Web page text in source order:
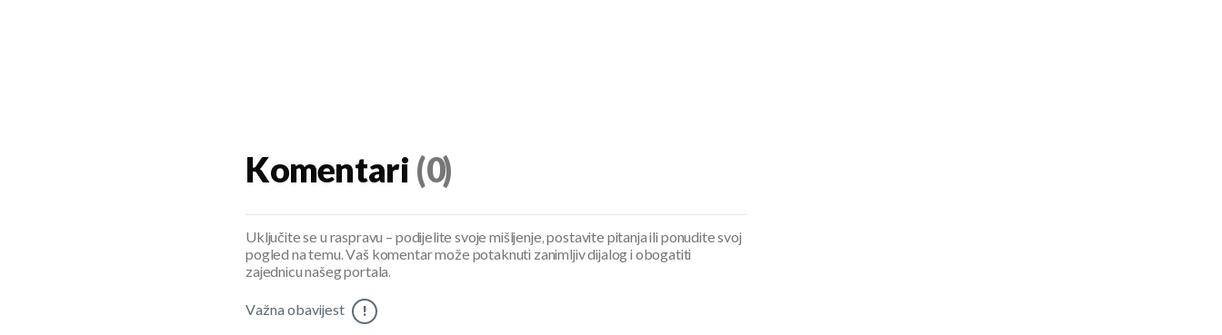
Komentari (0)
Uključite se u raspravu – podijelite svoje mišljenje, postavite pitanja ili ponudite svoj
pogled na temu. Vaš komentar može potaknuti zanimljiv dijalog i obogatiti
zajednicu našeg portala.
Važna obavijest !